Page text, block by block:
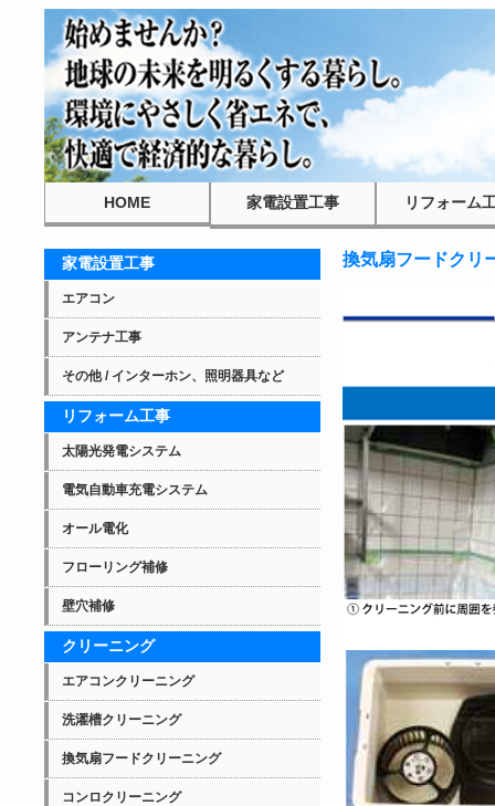
HOME 家電設置工事
エアコン
アンテナ工事
その他 / インターホン、テレビ、照明器具な
リフォーム
太陽光発電シス
電気自動車充電
オール電化
フローリング補
壁穴補修
家電設置工事
エアコン
アンテナ工事
その他 / インターホン、照明器具など
リフォーム工事
太陽光発電システム
電気自動車充電システム
オール電化
フローリング補修
壁穴補修
クリーニング
エアコンクリーニング
洗濯槽クリーニング
換気扇フードクリーニング
コンロクリーニング
換気扇フードクリ